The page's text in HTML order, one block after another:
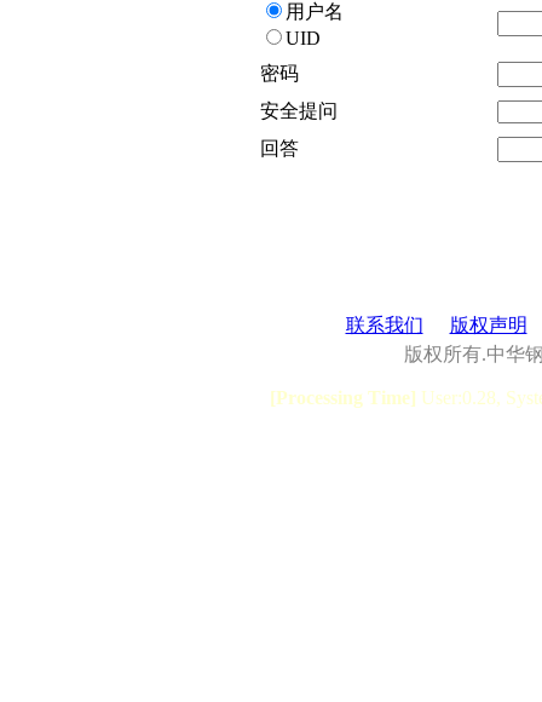
用户名
UID
密码
安全提问
回答
联系我们
版权声明
版权所有.中华
[Processing Time] User:0.28,